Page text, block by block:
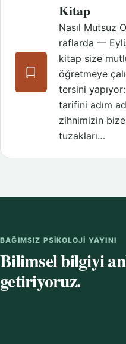
Kitap
Nasıl Mutsuz
raflarda —
kitap size
öğretmeye
tersini
tarifini adım
zihnimizin
tuzakları…
BAĞIMSIZ PSIKOLOJI YAYINI
Bilimsel bilgiyi
getiriyoruz.